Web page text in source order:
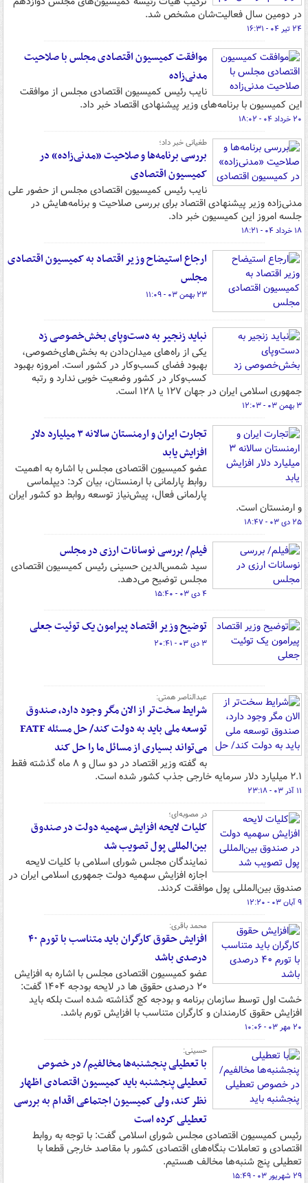
در دومین سال فعالیت‌شان مشخص شد.
۲۴ تیر ۰۴ - ۱۶:۳۱
موافقت کمیسیون اقتصادی مجلس با صلاحیت
مدنی‌زاده
نایب رئیس کمیسیون اقتصادی مجلس از موافقت
این کمیسیون با برنامه‌های وزیر پیشنهادی اقتصاد خبر داد.
۲۰ خرداد ۰۴ - ۱۸:۰۲
طغیانی خبر داد؛
بررسی برنامه‌ها و صلاحیت «مدنی‌زاده» در
کمیسیون اقتصادی
نایب رئیس کمیسیون اقتصادی مجلس از حضور علی
مدنی‌زاده وزیر پیشنهادی اقتصاد برای بررسی صلاحیت و برنامه‌هایش در
جلسه امروز این کمیسیون خبر داد.
۱۸ خرداد ۰۴ - ۱۸:۲۱
ارجاع استیضاح وزیر اقتصاد به کمیسیون اقتصادی
مجلس
۲۳ بهمن ۰۳ - ۱۱:۰۹
نباید زنجیر به دست‌وپای بخش‌خصوصی زد
یکی از راه‌های میدان‌دادن به بخش‌های‌خصوصی،
بهبود فضای کسب‌وکار در کشور است. امروزه بهبود
کسب‌وکار در کشور وضعیت خوبی ندارد و رتبه
جمهوری اسلامی ایران در جهان ۱۲۷ یا ۱۲۸ است.
۳ بهمن ۰۳ - ۱۲:۰۳
تجارت ایران و ارمنستان سالانه ۳ میلیارد دلار
افزایش یابد
عضو کمیسیون اقتصادی مجلس با اشاره به اهمیت
روابط پارلمانی با ارمنستان، بیان کرد: دیپلماسی
پارلمانی فعال، پیش‌نیاز توسعه روابط دو کشور ایران
و ارمنستان است.
۲۵ دی ۰۳ - ۱۸:۴۷
فیلم/ بررسی نوسانات ارزی در مجلس
سید شمس‌الدین حسینی رئیس کمیسیون اقتصادی
مجلس توضیح می‌دهد.
۴ دی ۰۳ - ۱۵:۴۰
توضیح وزیر اقتصاد پیرامون یک توئیت جعلی
۳ دی ۰۳ - ۲۰:۴۱
عبدالناصر همتی:
شرایط سخت‌تر از الان مگر وجود دارد، صندوق
توسعه ملی باید به دولت کند/ حل مسئله FATF
می‌تواند بسیاری از مسائل ما را حل کند
به گفته وزیر اقتصاد در دو سال و ۸ ماه گذشته فقط
۲.۱ میلیارد دلار سرمایه خارجی جذب کشور شده است.
۱۱ آذر ۰۳ - ۲۳:۱۸
در مصوبه‌ای؛
کلیات لایحه افزایش سهمیه دولت در صندوق
بین‌المللی پول تصویب شد
نمایندگان مجلس شورای اسلامی با کلیات لایحه
اجازه افزایش سهمیه دولت جمهوری اسلامی ایران در
صندوق بین‌المللی پول موافقت کردند.
۹ آبان ۰۳ - ۱۲:۲۰
محمد باقری:
افزایش حقوق کارگران باید متناسب با تورم ۴۰
درصدی باشد
عضو کمیسیون اقتصادی مجلس با اشاره به افزایش
۲۰ درصدی حقوق ها در لایحه بودجه ۱۴۰۴ گفت:
خشت اول توسط سازمان برنامه و بودجه کج گذاشته شده است بلکه باید
افزایش حقوق کارمندان و کارگران متناسب با افزایش تورم باشد.
۲۰ مهر ۰۳ - ۱۰:۰۶
حسینی:
با تعطیلی پنجشنبه‌ها مخالفیم/ در خصوص
تعطیلی پنجشنبه باید کمیسیون اقتصادی اظهار
نظر کند، ولی کمیسیون اجتماعی اقدام به بررسی
تعطیلی کرده است
رئیس کمیسیون اقتصادی مجلس شورای اسلامی گفت: با توجه به روابط
اقتصادی و تعاملات بنگاه‌های اقتصادی کشور با مقاصد خارجی قطعا با
تعطیلی پنج شنبه‌ها مخالف هستیم.
۲۹ شهریور ۰۳ - ۱۵:۴۹